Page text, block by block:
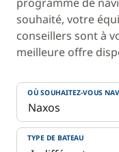
souhaité, votre
conseillers sont à
meilleure offre
OÙ SOUHAITEZ-VOUS
TYPE DE BATEAU